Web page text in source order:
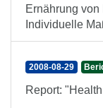
Ernährung
Individuelle
2008-08-29
Report: